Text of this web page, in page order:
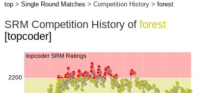
top> Single Round Matches > Competition History > forest
SRM Competition History of forest
[topcoder]